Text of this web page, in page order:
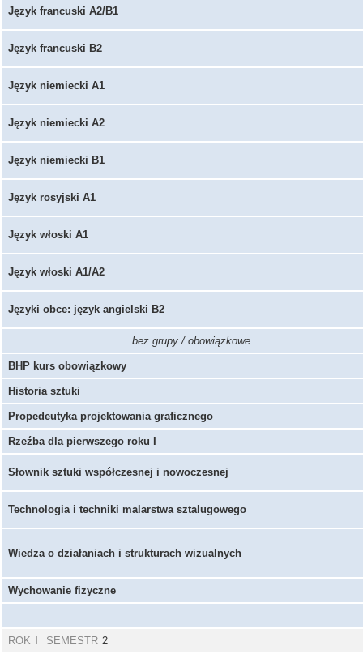
Język francuski A2/B1
Język francuski B2
Język niemiecki A1
Język niemiecki A2
Język niemiecki B1
Język rosyjski A1
Język włoski A1
Język włoski A1/A2
Języki obce: język angielski B2
bez grupy / obowiązkowe
BHP kurs obowiązkowy
Historia sztuki
Propedeutyka projektowania graficznego
Rzeźba dla pierwszego roku I
Słownik sztuki współczesnej i nowoczesnej
Technologia i techniki malarstwa sztalugowego
Wiedza o działaniach i strukturach wizualnych
Wychowanie fizyczne
ROK SEMESTR 2